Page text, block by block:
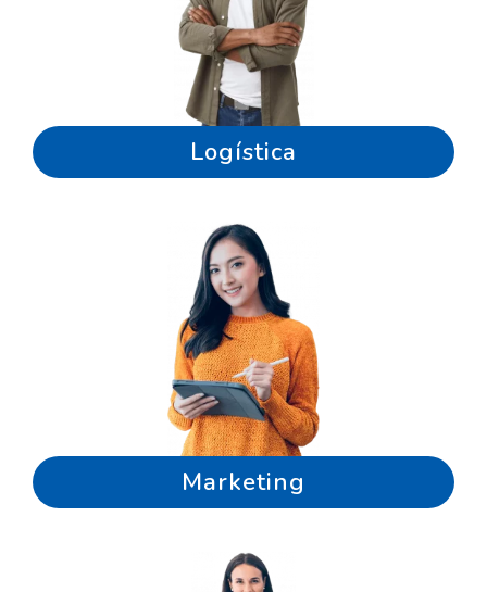
Logística
Marketing